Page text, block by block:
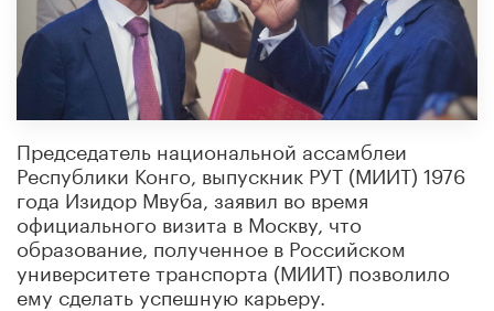
Председатель национальной ассамблеи
Республики Конго, выпускник РУТ (МИИТ) 1976
года Изидор Мвуба, заявил во время
официального визита в Москву, что
образование, полученное в Российском
университете транспорта (МИИТ) позволило
ему сделать успешную карьеру.